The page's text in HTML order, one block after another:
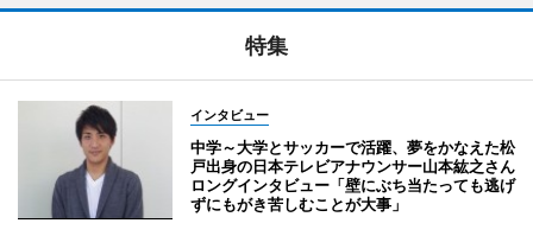
特集
インタビュー
中学～大学とサッカーで活躍、夢をかなえた松
戸出身の日本テレビアナウンサー山本紘之さん
ロングインタビュー「壁にぶち当たっても逃げ
ずにもがき苦しむことが大事」